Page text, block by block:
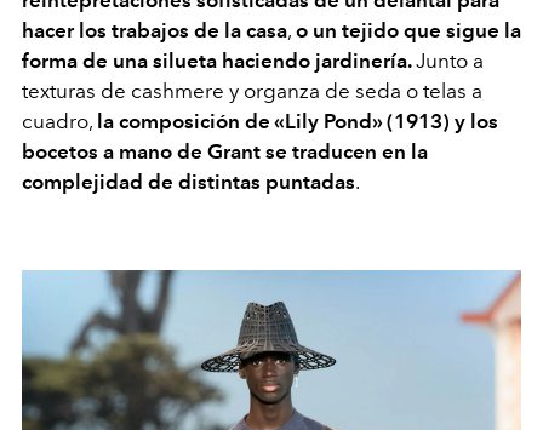
hacer los trabajos de la casa, o un tejido que sigue la
forma de una silueta haciendo jardinería.Junto a
texturas de cashmere y organza de seda o telas a
cuadro, la composición de «Lily Pond» (1913) y los
bocetos a mano de Grant se traducen en la
complejidad de distintas puntadas.